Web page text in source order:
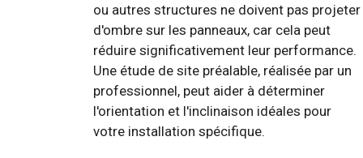
ou autres structures ne doivent pas projeter
d'ombre sur les panneaux, car cela peut
réduire significativement leur performance.
Une étude de site préalable, réalisée par un
professionnel, peut aider à déterminer
l'orientation et l'inclinaison idéales pour
votre installation spécifique.